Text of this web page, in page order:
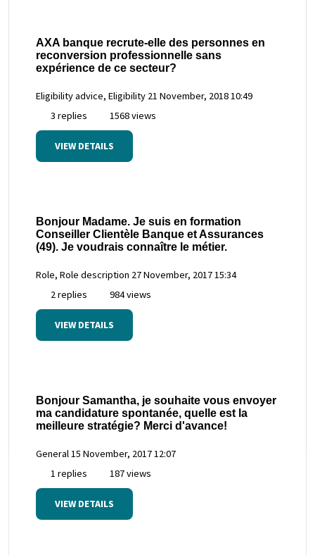
AXA banque recrute-elle des personnes en
reconversion professionnelle sans
expérience de ce secteur?
Eligibility advice, Eligibility 21 November, 2018 10:49
3 replies
1568 views
VIEW DETAILS
Bonjour Madame. Je suis en formation
Conseiller Clientèle Banque et Assurances
(49). Je voudrais connaître le métier.
Role, Role description 27 November, 2017 15:34
2 replies
984 views
VIEW DETAILS
Bonjour Samantha, je souhaite vous envoyer
ma candidature spontanée, quelle est la
meilleure stratégie? Merci d'avance!
General15 November, 2017 12:07
1 replies
187 views
VIEW DETAILS